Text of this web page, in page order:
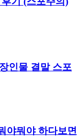
인물 결말 스포
야뭐야 하다보면